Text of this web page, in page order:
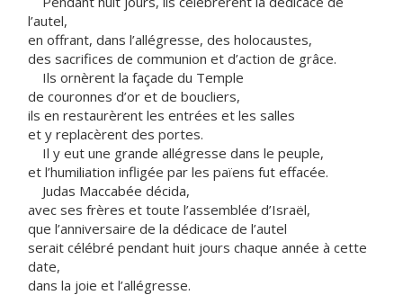
l’autel,
en offrant, dans l’allégresse, des holocaustes,
des sacrifices de communion et d’action de grâce.
Ils ornèrent la façade du Temple
de couronnes d’or et de boucliers,
ils en restaurèrent les entrées et les salles
et y replacèrent des portes.
Il y eut une grande allégresse dans le peuple,
et l’humiliation infligée par les païens fut effacée.
Judas Maccabée décida,
avec ses frères et toute l’assemblée d’Israël,
que l’anniversaire de la dédicace de l’autel
serait célébré pendant huit jours chaque année à cette
date,
dans la joie et l’allégresse.